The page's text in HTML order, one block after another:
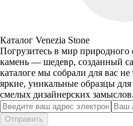
Каталог Venezia Stone
Погрузитесь в мир
камень — шедевр, созданный
каталоге мы собрали для вас
яркие, уникальные образцы
смелых дизайнерских замыслов.
Отправить